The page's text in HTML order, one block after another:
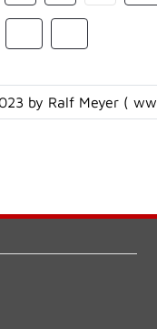
by Ralf Meyer (